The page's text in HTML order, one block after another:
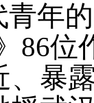
青年
86位
暴